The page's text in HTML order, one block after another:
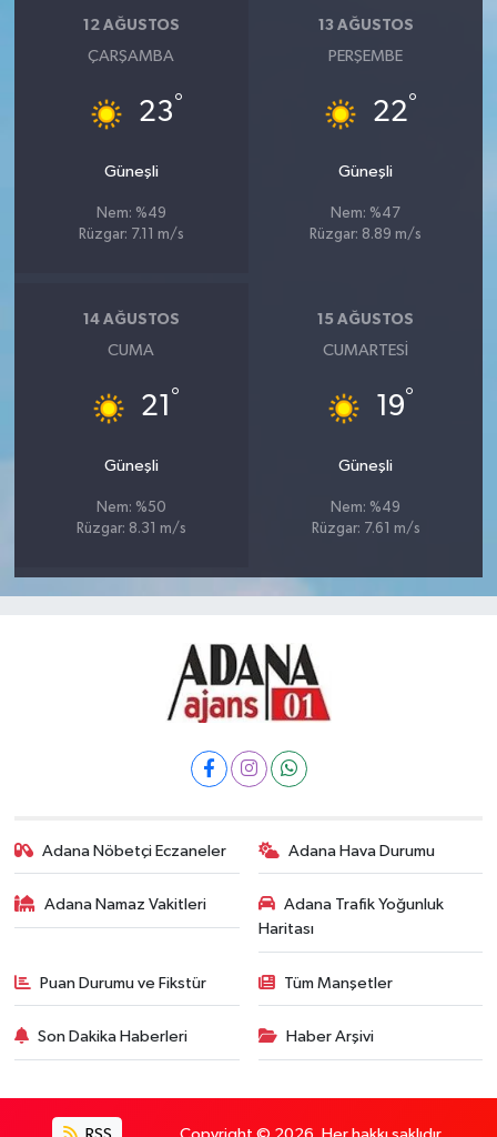
12 AĞUSTOS
ÇARŞAMBA
23°
Güneşli
Nem: %49
Rüzgar: 7.11 m/s
13 AĞUSTOS
PERŞEMBE
22°
Güneşli
Nem: %47
Rüzgar: 8.89 m/s
14 AĞUSTOS
CUMA
21 °
Güneşli
Nem: %50
Rüzgar: 8.31 m/s
15 AĞUSTOS
CUMARTESI
19°
Güneşli
Nem: %49
Rüzgar: 7.61 m/s
Adana Nöbetçi Eczaneler Adana Hava Durumu
Adana Namaz Vakitleri
Adana Trafik Yoğunluk
Haritası
Puan Durumu ve Fikstür Tüm Manşetler
Son Dakika Haberleri Haber Arşivi